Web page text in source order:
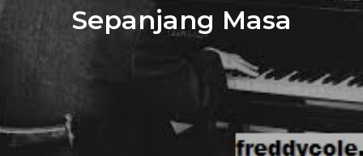
Sepanjang Masa